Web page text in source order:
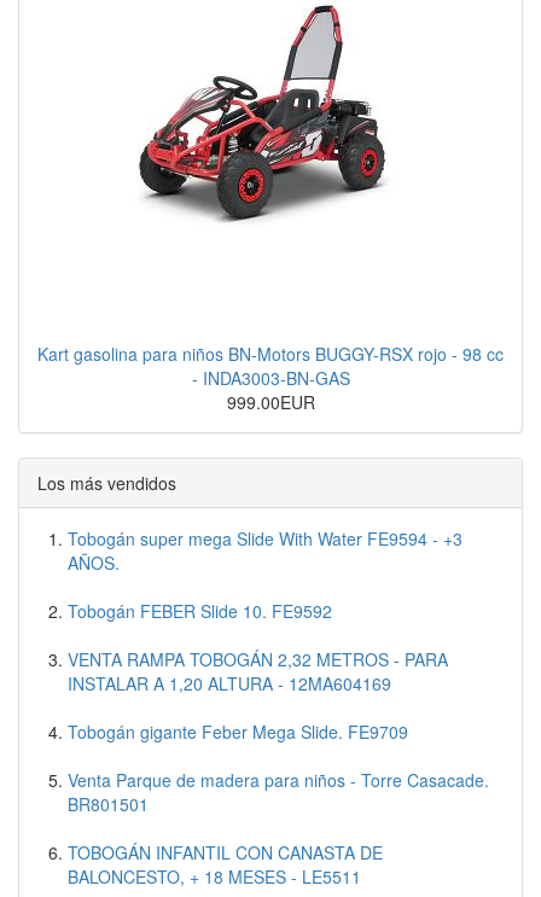
Kart gasolina para niños BN-Motors BUGGY-RSX rojo - 98 cc
- INDA3003-BN-GAS
999.00EUR
Los más vendidos
Tobogán super mega Slide With Water FE9594 - +3
AÑOS.
Tobogán FEBER Slide 10. FE9592
VENTA RAMPA TOBOGÁN 2,32 METROS - PARA
INSTALAR A 1,20 ALTURA - 12MA604169
Tobogán gigante Feber Mega Slide. FE9709
Venta Parque de madera para niños - Torre Casacade.
BR801501
TOBOGÁN INFANTIL CON CANASTA DE
BALONCESTO, + 18 MESES - LE5511